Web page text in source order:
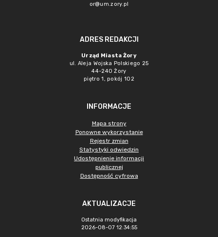
or@um.zory.pl
ADRES REDAKCJI
Urząd Miasta Żory
ul. Aleja Wojska Polskiego 25
44-240 Żory
piętro 1, pokój 102
INFORMACJE
Mapa strony
Ponowne wykorzystanie
Rejestr zmian
Statystyki odwiedzin
Udostępnienie informacji
publicznej
Dostępność cyfrowa
AKTUALIZACJE
Ostatnia modyfikacja
2026-08-07 12:34:55